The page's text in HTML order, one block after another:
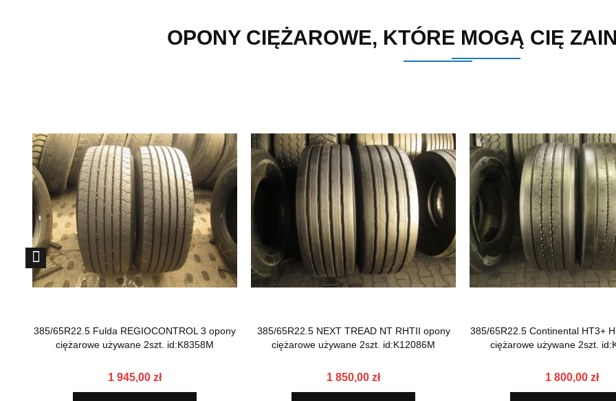
OPONY CIĘŻAROWE, KTÓRE MOGĄ CIĘ
385/65R22.5 Fulda REGIOCONTROL 3 opony
ciężarowe używane 2szt. id:K8358M
1 945,00 zł
385/65R22.5 NEXT TREAD NT RHTII opony
ciężarowe używane 2szt. id:K12086M
1 850,00 zł
385/65R22.5 Continental HT3+
ciężarowe używane 2szt.
1 800,00 zł